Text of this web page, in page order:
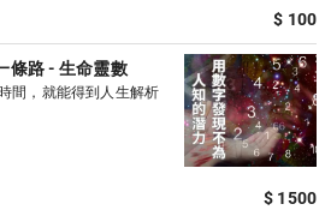
$ 100
條路 - 生命靈數
間，就能得到人生解析
$ 1500